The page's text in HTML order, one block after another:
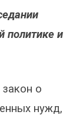
политике и
о
нужд,